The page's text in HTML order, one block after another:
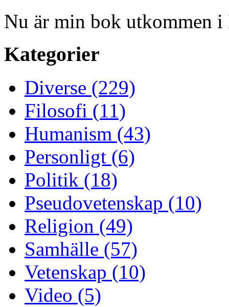
Nu är min bok utkommen
Kategorier
Diverse (229)
Filosofi (11)
Humanism (43)
Personligt (6)
Politik (18)
Pseudovetenskap (10)
Religion (49)
Samhälle (57)
Vetenskap (10)
Video (5)